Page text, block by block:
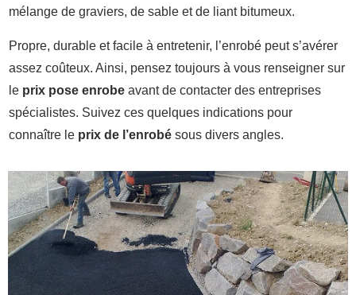
mélange de graviers, de sable et de liant bitumeux.
Propre, durable et facile à entretenir, l’enrobé peut s’avérer
assez coûteux. Ainsi, pensez toujours à vous renseigner sur
le prix pose enrobe avant de contacter des entreprises
spécialistes. Suivez ces quelques indications pour
connaître le prix de l’enrobé sous divers angles.